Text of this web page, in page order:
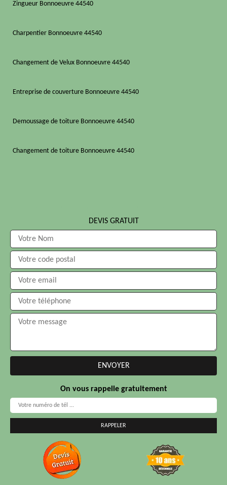
Zingueur Bonnoeuvre 44540
Charpentier Bonnoeuvre 44540
Changement de Velux Bonnoeuvre 44540
Entreprise de couverture Bonnoeuvre 44540
Demoussage de toiture Bonnoeuvre 44540
Changement de toiture Bonnoeuvre 44540
DEVIS GRATUIT
On vous rappelle gratuitement